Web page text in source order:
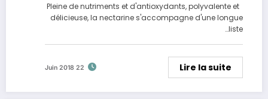
Pleine de nutriments et d'antioxydants, polyvalente et
délicieuse, la nectarine s'accompagne d'une longue
liste…
Lire la suite
22 Juin 2018